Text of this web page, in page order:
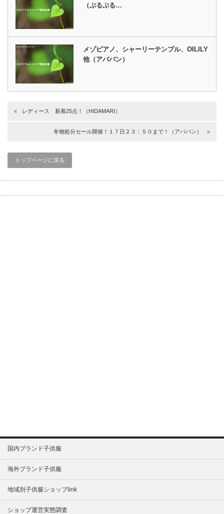
（ぷるぷる…
メゾピアノ、シャーリーテンプル、OILILY
他（アババン）
レディース 新着25点！（HIDAMARI）
冬物処分セール開催！１７日２３：５０まで！（アババン）
トップページに戻る
国内ブランド子供服
海外ブランド子供服
地域別子供服ショップlink
ショップ運営実態調査